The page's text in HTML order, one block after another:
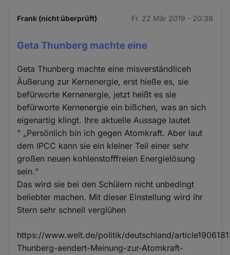
Frank (nicht überprüft) Fr. 22 Mär 2019 - 20:38
Geta Thunberg machte eine
Geta Thunberg machte eine misverständliceh
Äußerung zur Kernenergie, erst hieße es, sie
befürworte Kernenergie, jetzt heißt es sie
befürworte Kernenergie ein bißchen, was an sich
eigenartig klingt. Ihre aktuelle Aussage lautet
" „Persönlich bin ich gegen Atomkraft. Aber laut
dem IPCC kann sie ein kleiner Teil einer sehr
großen neuen kohlenstofffreien Energielösung
sein.“
Das wird sie bei den Schülern nicht unbedingt
beliebter machen. Mit dieser Einstellung wird ihr
Stern sehr schnell verglühen
https://www.welt.de/politik/deutschland/
Thunberg-aendert-Meinung-zur-Atomkraft-